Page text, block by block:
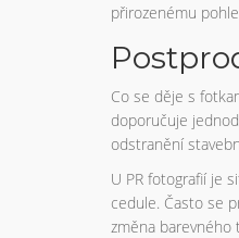
přirozenému
Co se děje s
doporučuje
odstranění
U PR fotografií je
cedule. Často se
změna